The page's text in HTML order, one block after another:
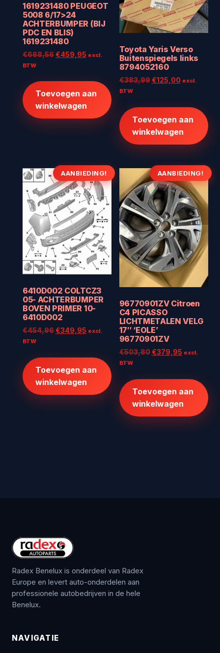
1619231480 PEUGEOT
5008 6/17>24
ACHTERBUMPER (BIJ
PDC EN BLIS)
1619231480
€668,56Oorspronkelijke
€459,95 Huidige
€459,95.
excl.
BTW
Toevoegen aan
winkelwagen
Toyota Yaris Verso
Buitenspiegels links
8794052160
€383,99 Oorspronkelijke
€125,00Huidige
€125,00.
excl.
BTW
Toevoegen aan
winkelwagen
AANBIEDING!
6410D002 COLTCZ3
05- ACHTERBUMPER
BOVEN PRIMER 10-
6410D002
€454,96Oorspronkelijke
€349,95 Huidige
€349,95.
excl.
BTW
Toevoegen aan
winkelwagen
AANBIEDING!
96770901ZV Citroen
C4 PICASSO
LICHTMETALEN VELG
17″ ‘EOLE’
96770901ZV
€503,80 Oorspronkelijke
€379,95Huidige
€379,95.
excl.
BTW
Toevoegen aan
winkelwagen
Radex Benelux is onderdeel van Radex
Europe en levert auto-onderdelen aan
professionele autobedrijven in de hele
Benelux.
NAVIGATIE